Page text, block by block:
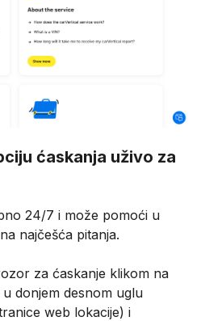
ćaskanja uživo za
24/7 i može pomoći u
najčešća pitanja.
za ćaskanje klikom na
u donjem desnom uglu
web lokacije) i